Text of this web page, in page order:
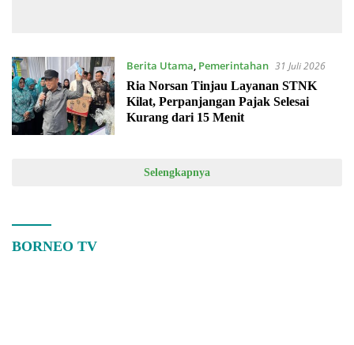
Berita Utama, Pemerintahan 31 Juli 2026
Ria Norsan Tinjau Layanan STNK
Kilat, Perpanjangan Pajak Selesai
Kurang dari 15 Menit
Selengkapnya
BORNEO TV